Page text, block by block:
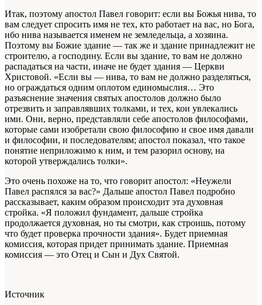
Итак, поэтому апостол Павел говорит: если вы Божья нива, то
вам следует спросить имя не тех, кто работает на вас, но Бога,
ибо нива называется именем не земледельца, а хозяина.
Поэтому вы Божие здание — так же и здание принадлежит не
строителю, а господину. Если вы здание, то вам не должно
распадаться на части, иначе не будет здания — Церкви
Христовой. «Если вы — нива, то вам не должно разделяться,
но ограждаться одним оплотом единомыслия… Это
разъяснение значения святых апостолов должно было
отрезвить и заправлявших толками, и тех, кои увлекались
ими. Они, верно, представляли себе апостолов философами,
которые сами изобретали свою философию и свое имя давали
и философии, и последователям; апостол показал, что такое
понятие неприложимо к ним, и тем разорил основу, на
которой утверждались толки».
Это очень похоже на то, что говорит апостол: «Неужели
Павел распялся за вас?» Дальше апостол Павел подробно
рассказывает, каким образом происходит эта духовная
стройка. «Я положил фундамент, дальше стройка
продолжается духовная, но ты смотри, как строишь, потому
что будет проверка прочности здания». Будет приемная
комиссия, которая придет принимать здание. Приемная
комиссия — это Отец и Сын и Дух Святой.
Источник